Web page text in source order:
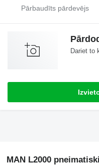
Dariet to
MAN L2000